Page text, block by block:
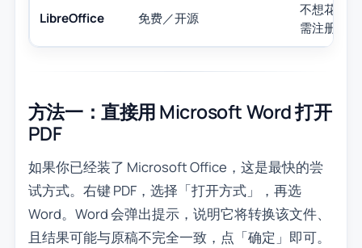
LibreOffice 免费／开源
不想花钱
需注册账号
方法一：直接用 Microsoft Word 打开
PDF
如果你已经装了 Microsoft Office，这是最快的尝
试方式。右键 PDF，选择「打开方式」，再选
Word。Word 会弹出提示，说明它将转换该文件、
且结果可能与原稿不完全一致，点「确定」即可。